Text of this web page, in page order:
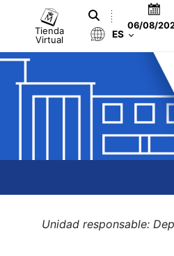
Tienda
Virtual
06/08/
ES
Unidad responsable: